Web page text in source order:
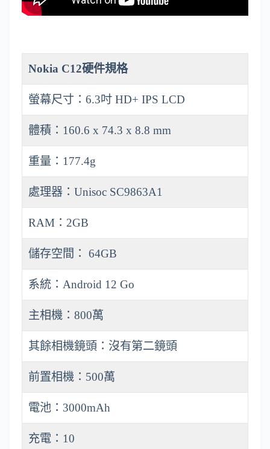
Nokia C12硬件規格
螢幕尺寸：6.3吋 HD+ IPS LCD
體積：160.6 x 74.3 x 8.8 mm
重量：177.4g
處理器：Unisoc SC9863A1
RAM：2GB
儲存空間： 64GB
系統：Android 12 Go
主相機：800萬
其餘相機鏡頭：沒有第二鏡頭
前置相機：500萬
電池：3000mAh
充電：10